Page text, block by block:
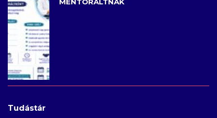
Tudástár